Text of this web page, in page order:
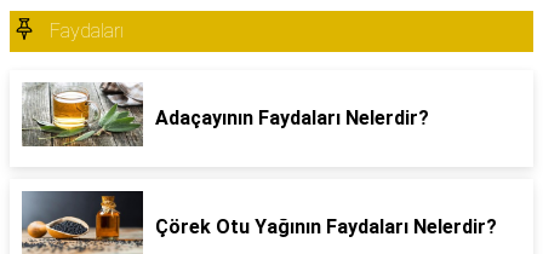
Faydaları
Adaçayının Faydaları Nelerdir?
Çörek Otu Yağının Faydaları Nelerdir?